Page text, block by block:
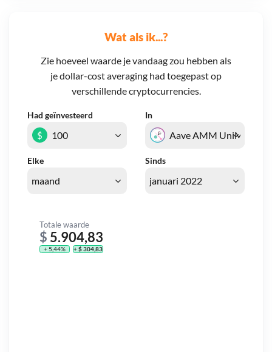
Wat als ik...?
Zie hoeveel waarde je vandaag zou hebben als
je dollar-cost averaging had toegepast op
verschillende cryptocurrencies.
Had geïnvesteerd In
Elke Sinds
$
Totale waarde
$ 5.904,83
+ 5,44% + $ 304,83